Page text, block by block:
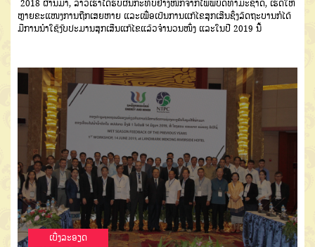
2018 ຜ່ານມາ, ລາວເຮົາໄດ້ຮັບຜົນກະທົບຢ່າງໜັກຈາກໄພພິບັດທຳມະຊາດ, ເຮັດໃຫ້
ຫຼາຍຂະແໜງການຖືກເສຍຫາຍ ແລະເພື່ອເປັນການແກ້ໄຂສຸກເສີນຊຶ່ງລັດຖະບານກໍໄດ້
ມີການນຳໃຊ້ງົບປະມານສຸກເສີນແກ້ໄຂແລ້ວຈຳນວນໜຶ່ງ ແລະໃນປີ 2019 ນີ້
ເບີ່ງລະອຽດ